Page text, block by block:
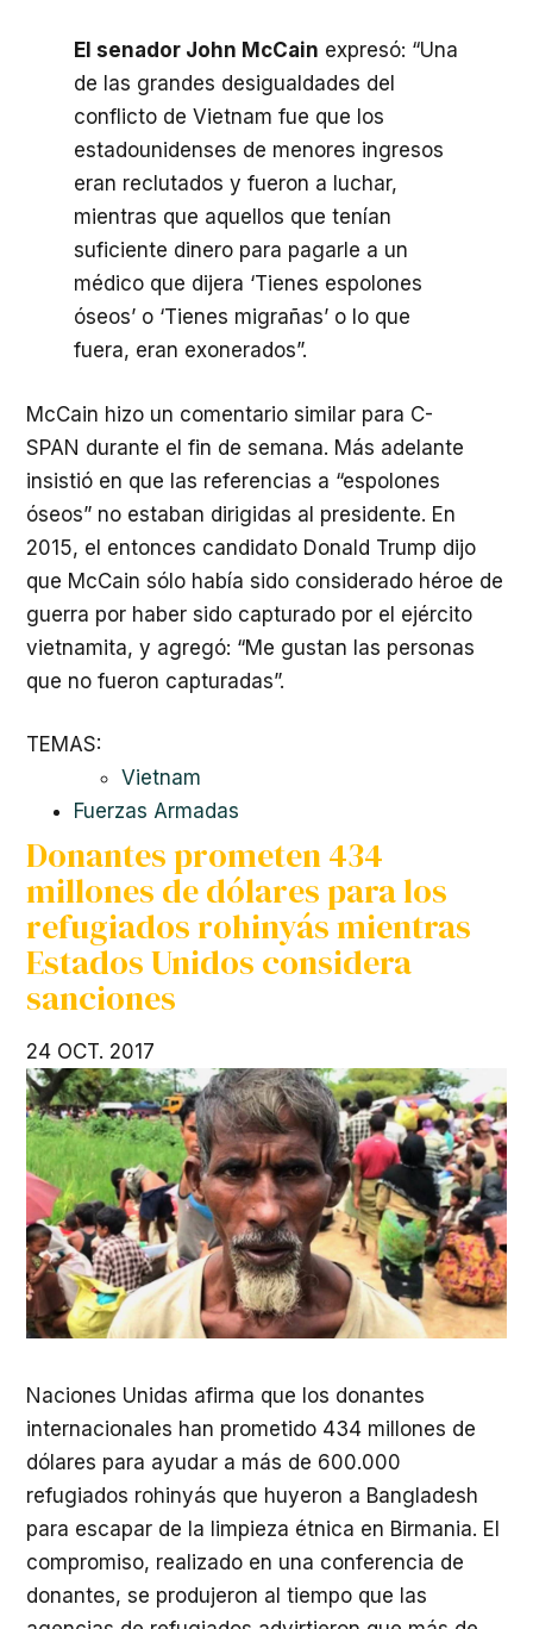
El senador John McCain expresó: “Una
de las grandes desigualdades del
conflicto de Vietnam fue que los
estadounidenses de menores ingresos
eran reclutados y fueron a luchar,
mientras que aquellos que tenían
suficiente dinero para pagarle a un
médico que dijera ‘Tienes espolones
óseos’ o ‘Tienes migrañas’ o lo que
fuera, eran exonerados”.
McCain hizo un comentario similar para C-
SPAN durante el fin de semana. Más adelante
insistió en que las referencias a “espolones
óseos” no estaban dirigidas al presidente. En
2015, el entonces candidato Donald Trump dijo
que McCain sólo había sido considerado héroe de
guerra por haber sido capturado por el ejército
vietnamita, y agregó: “Me gustan las personas
que no fueron capturadas”.
TEMAS:
Vietnam
Fuerzas Armadas
Donantes prometen 434
millones de dólares para los
refugiados rohinyás mientras
Estados Unidos considera
sanciones
24 OCT. 2017
Naciones Unidas afirma que los donantes
internacionales han prometido 434 millones de
dólares para ayudar a más de 600.000
refugiados rohinyás que huyeron a Bangladesh
para escapar de la limpieza étnica en Birmania. El
compromiso, realizado en una conferencia de
donantes, se produjeron al tiempo que las